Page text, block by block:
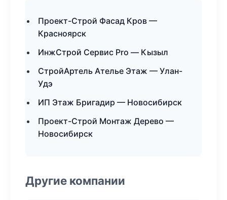
Проект-Строй Фасад Кров —
Красноярск
ИнжСтрой Сервис Pro — Кызыл
СтройАртель Ателье Этаж — Улан-
Удэ
ИП Этаж Бригадир — Новосибирск
Проект-Строй Монтаж Дерево —
Новосибирск
Другие компании